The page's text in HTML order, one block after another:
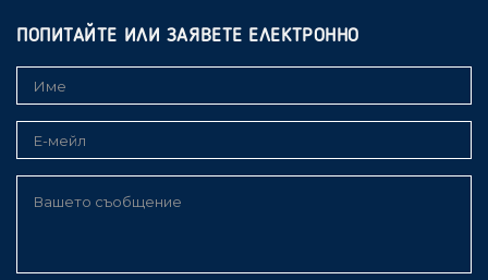
ПОПИТАЙТЕ ИЛИ ЗАЯВЕТЕ ЕЛЕКТРОННО